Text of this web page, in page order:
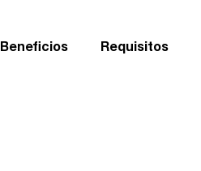
Beneficios Requisitos